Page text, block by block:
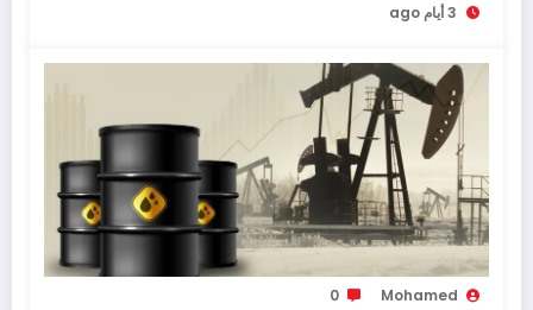
3 أيام ago
Mohamed
0